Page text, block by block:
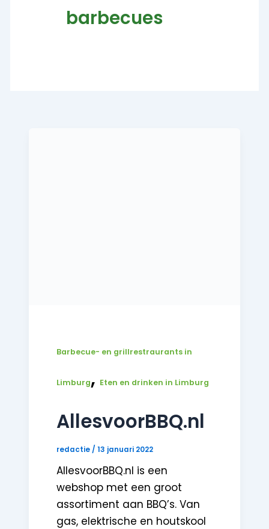
barbecues
Barbecue- en grillrestraurants in
Limburg, Eten en drinken in Limburg
AllesvoorBBQ.nl
redactie /13 januari 2022
AllesvoorBBQ.nl is een
webshop met een groot
assortiment aan BBQ’s. Van
gas, elektrische en houtskool